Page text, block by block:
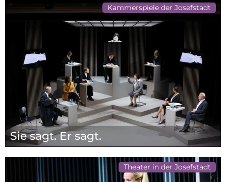
Kammerspiele der Josefstadt
Sie sagt. Er sagt.
Theater in der Josefstadt